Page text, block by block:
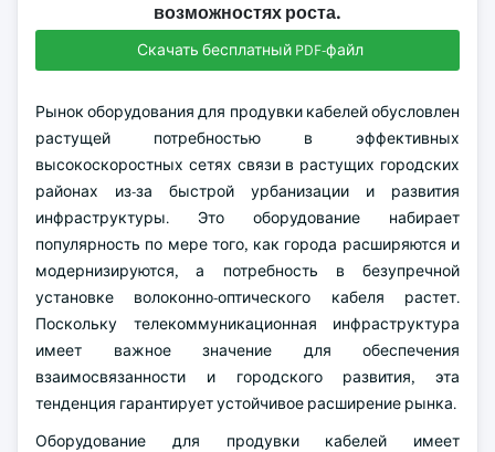
возможностях роста.
Скачать бесплатный PDF-файл
Рынок оборудования для продувки кабелей обусловлен
растущей потребностью в эффективных
высокоскоростных сетях связи в растущих городских
районах из-за быстрой урбанизации и развития
инфраструктуры. Это оборудование набирает
популярность по мере того, как города расширяются и
модернизируются, а потребность в безупречной
установке волоконно-оптического кабеля растет.
Поскольку телекоммуникационная инфраструктура
имеет важное значение для обеспечения
взаимосвязанности и городского развития, эта
тенденция гарантирует устойчивое расширение рынка.
Оборудование для продувки кабелей имеет